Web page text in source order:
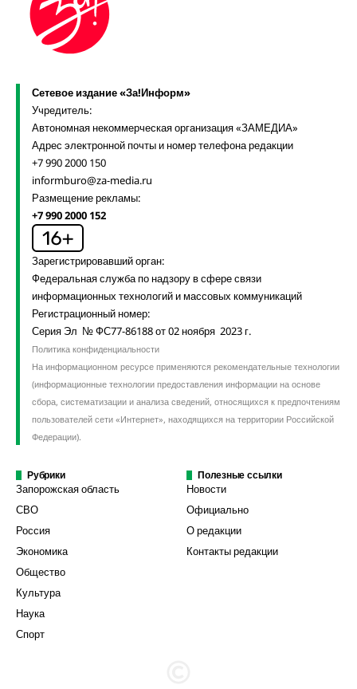
Сетевое издание «За!Информ»
Учредитель:
Автономная некоммерческая организация «ЗАМЕДИА»
Адрес электронной почты и номер телефона редакции
+7 990 2000 150
informburo@za-media.ru
Размещение рекламы:
+7 990 2000 152
Зарегистрировавший орган:
Федеральная служба по надзору в сфере связи
информационных технологий и массовых коммуникаций
Регистрационный номер:
Серия Эл № ФС77-86188 от 02 ноября 2023 г.
Политика конфиденциальности
На информационном ресурсе применяются рекомендательные технологии
(информационные технологии предоставления информации на основе
сбора, систематизации и анализа сведений, относящихся к предпочтениям
пользователей сети «Интернет», находящихся на территории Российской
Федерации).
Рубрики
Запорожская область
СВО
Россия
Экономика
Общество
Культура
Наука
Спорт
Полезные ссылки
Новости
Официально
О редакции
Контакты редакции